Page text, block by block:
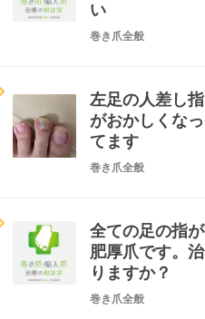
い
巻き爪全般
左足の人差し指
がおかしくなっ
てます
巻き爪全般
全ての足の指が
肥厚爪です。治
りますか？
巻き爪全般